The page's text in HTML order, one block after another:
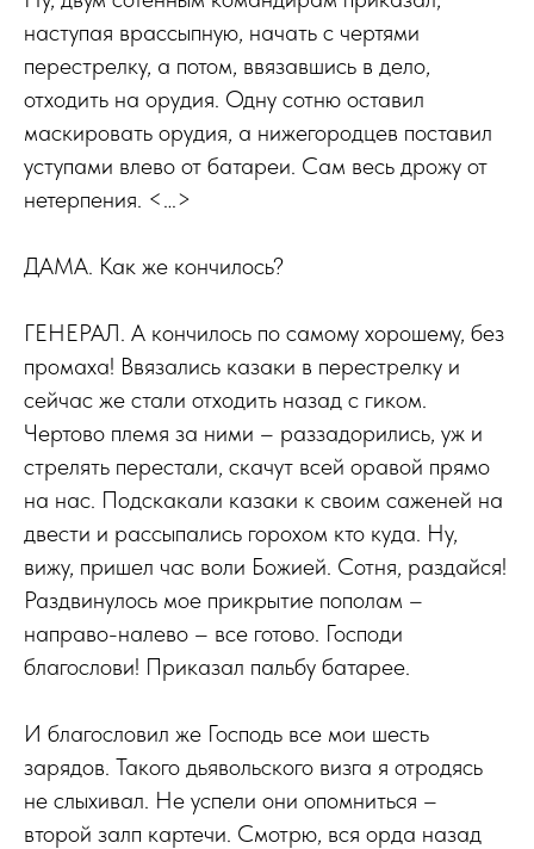
наступая врассыпную, начать с чертями
перестрелку, а потом, ввязавшись в дело,
отходить на орудия. Одну сотню оставил
маскировать орудия, а нижегородцев поставил
уступами влево от батареи. Сам весь дрожу от
нетерпения. <…>
ДАМА. Как же кончилось?
ГЕНЕРАЛ. А кончилось по самому хорошему, без
промаха! Ввязались казаки в перестрелку и
сейчас же стали отходить назад с гиком.
Чертово племя за ними – раззадорились, уж и
стрелять перестали, скачут всей оравой прямо
на нас. Подскакали казаки к своим саженей на
двести и рассыпались горохом кто куда. Ну,
вижу, пришел час воли Божией. Сотня, раздайся!
Раздвинулось мое прикрытие пополам –
направо-налево – все готово. Господи
благослови! Приказал пальбу батарее.
И благословил же Господь все мои шесть
зарядов. Такого дьявольского визга я отродясь
не слыхивал. Не успели они опомниться –
второй залп картечи. Смотрю, вся орда назад